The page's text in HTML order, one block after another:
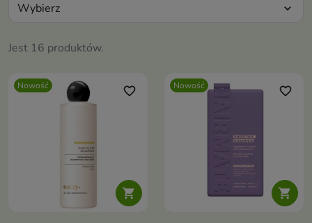
Jest 16 produktów.
Wybierz expand_more
Nowość

favorite_border Nowość

favorite_border